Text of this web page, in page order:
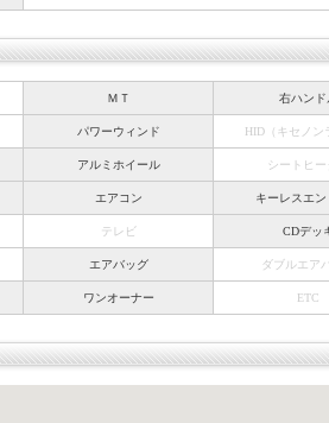
ＭＴ 右ハンド
パワーウィンド HID（キセノン
アルミホイール シートヒー
エアコン キーレスエン
テレビ CDデッ
エアバッグ ダブルエア
ワンオーナー ETC